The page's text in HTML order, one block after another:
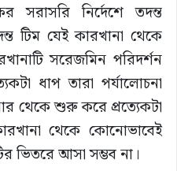
সরাসরি নির্দেশে তদন্ত
টিম যেই কারখানা থেকে
সরেজমিন পরিদর্শন
ধাপ তারা পর্যালোচনা
থেকে শুরু করে প্রত্যেকটা
থেকে কোনোভাবেই
ভিতরে আসা সম্ভব না।